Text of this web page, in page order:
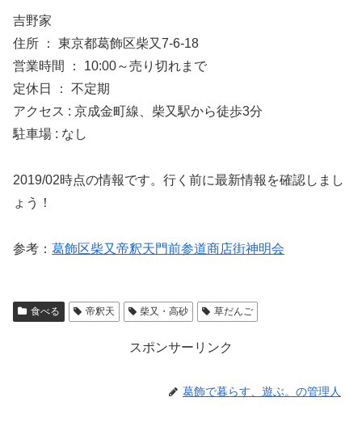
吉野家
住所 ： 東京都葛飾区柴又7-6-18
営業時間 ： 10:00～売り切れまで
定休日 ： 不定期
アクセス : 京成金町線、柴又駅から徒歩3分
駐車場 : なし
2019/02時点の情報です。行く前に最新情報を確認しまし
ょう！
参考： 葛飾区柴又帝釈天門前参道商店街神明会
食べる 帝釈天 柴又・高砂 草だんご
スポンサーリンク
葛飾で暮らす、遊ぶ。の管理人